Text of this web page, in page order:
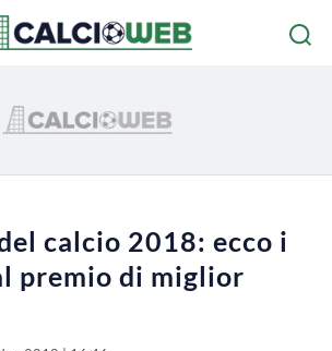
calcio 2018: ecco i
premio di miglior